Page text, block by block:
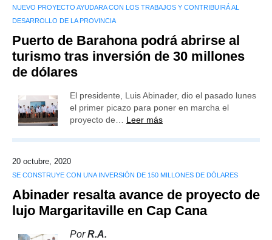
NUEVO PROYECTO AYUDARA CON LOS TRABAJOS Y CONTRIBUIRÁ AL
DESARROLLO DE LA PROVINCIA
Puerto de Barahona podrá abrirse al
turismo tras inversión de 30 millones
de dólares
El presidente, Luis Abinader, dio el pasado lunes
el primer picazo para poner en marcha el
proyecto de… Leer más
20 octubre, 2020
SE CONSTRUYE CON UNA INVERSIÓN DE 150 MILLONES DE DÓLARES
Abinader resalta avance de proyecto de
lujo Margaritaville en Cap Cana
PorR.A.